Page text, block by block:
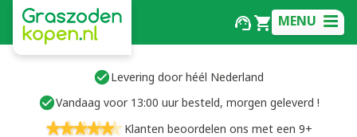
MENU
Levering door héél Nederland
Vandaag voor 13:00 uur besteld, morgen geleverd !
Klanten beoordelen ons met een 9+